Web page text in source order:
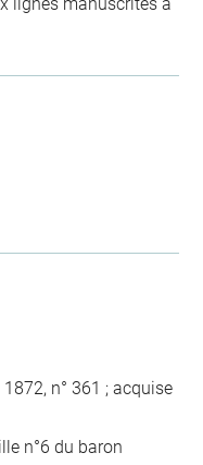
n° 361 ; acquise
n°6 du baron